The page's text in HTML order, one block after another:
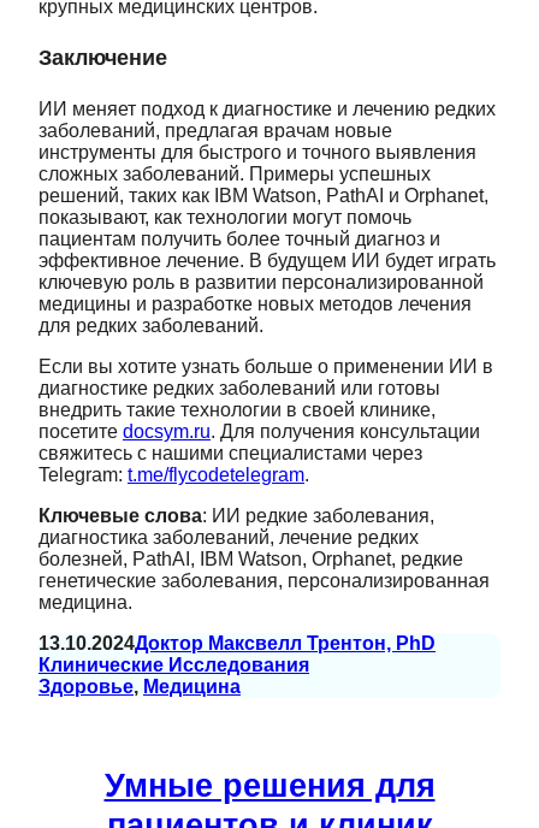
крупных медицинских центров.
Заключение
ИИ меняет подход к диагностике и лечению редких
заболеваний, предлагая врачам новые
инструменты для быстрого и точного выявления
сложных заболеваний. Примеры успешных
решений, таких как IBM Watson, PathAI и Orphanet,
показывают, как технологии могут помочь
пациентам получить более точный диагноз и
эффективное лечение. В будущем ИИ будет играть
ключевую роль в развитии персонализированной
медицины и разработке новых методов лечения
для редких заболеваний.
Если вы хотите узнать больше о применении ИИ в
диагностике редких заболеваний или готовы
внедрить такие технологии в своей клинике,
посетите docsym.ru. Для получения консультации
свяжитесь с нашими специалистами через
Telegram: t.me/flycodetelegram.
Ключевые слова: ИИ редкие заболевания,
диагностика заболеваний, лечение редких
болезней, PathAI, IBM Watson, Orphanet, редкие
генетические заболевания, персонализированная
медицина.
13.10.2024Доктор Максвелл Трентон, PhD
Клинические Исследования
Здоровье, Медицина
Умные решения для